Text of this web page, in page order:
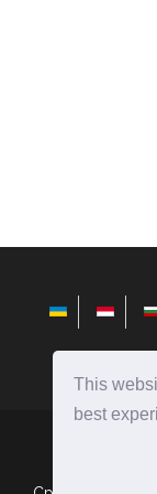
This
best